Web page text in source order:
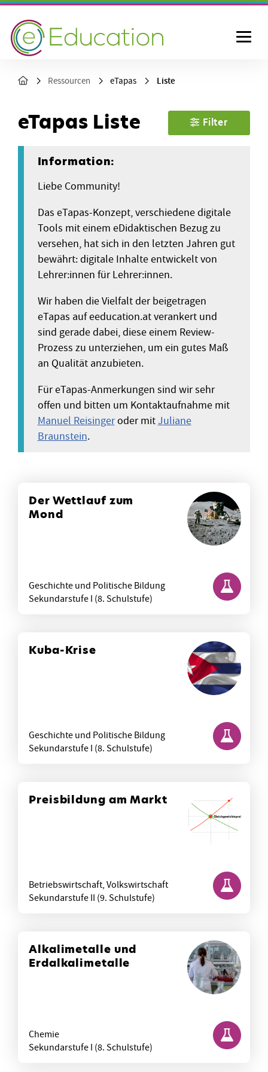
Ressourcen eTapas Liste
eTapas Liste Filter
Information:
Liebe Community!
Das eTapas-Konzept, verschiedene digitale
Tools mit einem eDidaktischen Bezug zu
versehen, hat sich in den letzten Jahren gut
bewährt: digitale Inhalte entwickelt von
Lehrer:innen für Lehrer:innen.
Wir haben die Vielfalt der beigetragen
eTapas auf eeducation.at verankert und
sind gerade dabei, diese einem Review-
Prozess zu unterziehen, um ein gutes Maß
an Qualität anzubieten.
Für eTapas-Anmerkungen sind wir sehr
offen und bitten um Kontaktaufnahme mit
Manuel Reisingeroder mitJuliane
Braunstein.
Der Wettlauf zum
Mond
Geschichte und Politische Bildung
Sekundarstufe I (8. Schulstufe)
Kuba-Krise
Geschichte und Politische Bildung
Sekundarstufe I (8. Schulstufe)
Preisbildung am Markt
Betriebswirtschaft, Volkswirtschaft
Sekundarstufe II (9. Schulstufe)
Alkalimetalle und
Erdalkalimetalle
Chemie
Sekundarstufe I (8. Schulstufe)